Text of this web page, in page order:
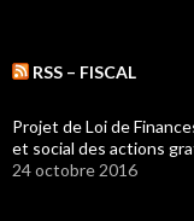
RSS – FISCAL
Projet de Loi de
et social des actions
24 octobre 2016